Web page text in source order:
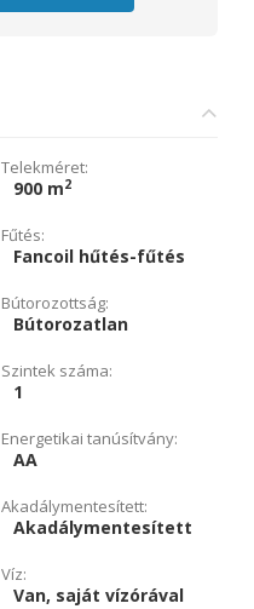
Telekméret:
900 m2
Fűtés:
Fancoil hűtés-fűtés
Bútorozottság:
Bútorozatlan
Szintek száma:
1
Energetikai tanúsítvány:
AA
Akadálymentesített:
Akadálymentesített
Víz:
Van, saját vízórával